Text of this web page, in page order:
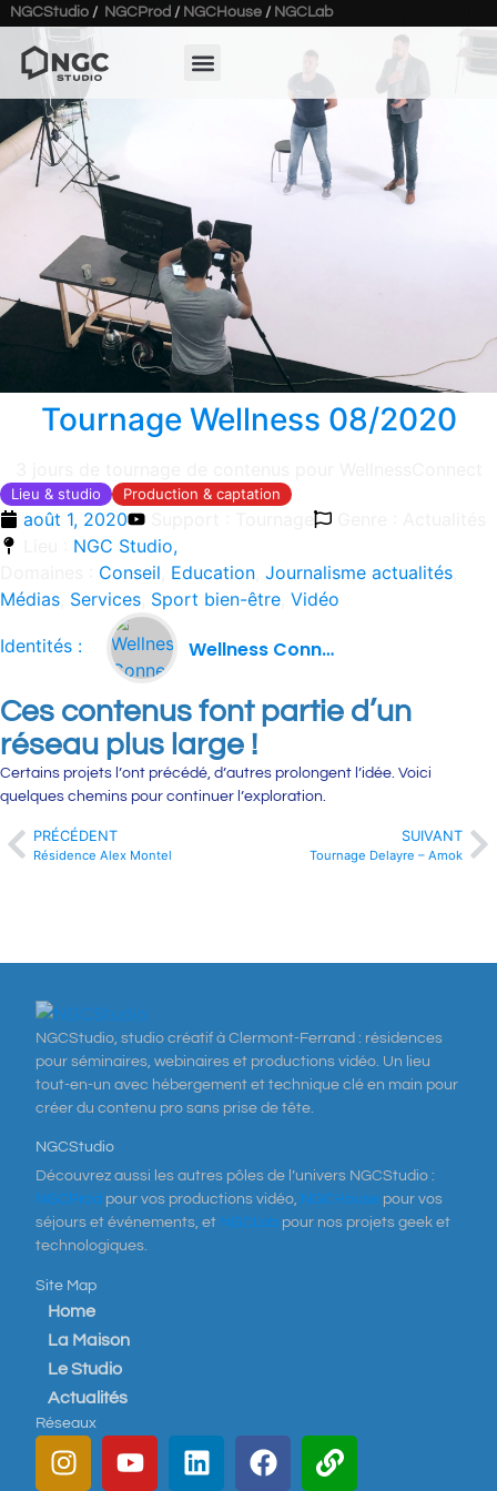
NGCStudio / NGCProd / NGCHouse / NGCLab
Tournage Wellness 08/2020
Lieu & studio Production & captation
août 1, 2020
NGC Studio,
Conseil Education Journalisme actualités
Médias Services Sport bien-être Vidéo
Identités : Wellness Connect
Ces contenus font partie d’un
réseau plus large !
Certains projets l’ont précédé, d’autres prolongent l’idée. Voici
quelques chemins pour continuer l’exploration.
PRÉCÉDENT
Résidence Alex Montel
SUIVANT
Tournage Delayre – Amok
NGCStudio, studio créatif à Clermont-Ferrand : résidences
pour séminaires, webinaires et productions vidéo. Un lieu
tout-en-un avec hébergement et technique clé en main pour
créer du contenu pro sans prise de tête.
NGCStudio
Découvrez aussi les autres pôles de l’univers NGCStudio :
NGCProd pour vos productions vidéo, NGCHouse pour vos
séjours et événements, et NGCLab pour nos projets geek et
technologiques.
Site Map
Home
La Maison
Le Studio
Actualités
Réseaux